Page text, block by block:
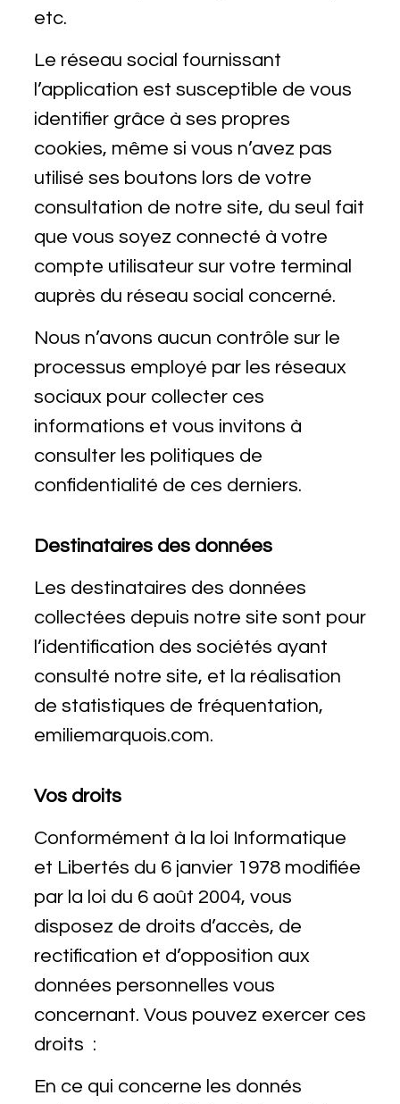
etc.
Le réseau social fournissant
l’application est susceptible de vous
identifier grâce à ses propres
cookies, même si vous n’avez pas
utilisé ses boutons lors de votre
consultation de notre site, du seul fait
que vous soyez connecté à votre
compte utilisateur sur votre terminal
auprès du réseau social concerné.
Nous n’avons aucun contrôle sur le
processus employé par les réseaux
sociaux pour collecter ces
informations et vous invitons à
consulter les politiques de
confidentialité de ces derniers.
Destinataires des données
Les destinataires des données
collectées depuis notre site sont pour
l’identification des sociétés ayant
consulté notre site, et la réalisation
de statistiques de fréquentation,
emiliemarquois.com.
Vos droits
Conformément à la loi Informatique
et Libertés du 6 janvier 1978 modifiée
par la loi du 6 août 2004, vous
disposez de droits d’accès, de
rectification et d’opposition aux
données personnelles vous
concernant. Vous pouvez exercer ces
droits :
En ce qui concerne les donnés